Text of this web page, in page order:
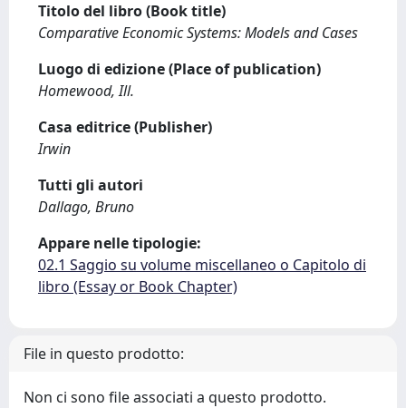
Titolo del libro (Book title)
Comparative Economic Systems: Models and Cases
Luogo di edizione (Place of publication)
Homewood, Ill.
Casa editrice (Publisher)
Irwin
Tutti gli autori
Dallago, Bruno
Appare nelle tipologie:
02.1 Saggio su volume miscellaneo o Capitolo di
libro (Essay or Book Chapter)
File in questo prodotto:
Non ci sono file associati a questo prodotto.